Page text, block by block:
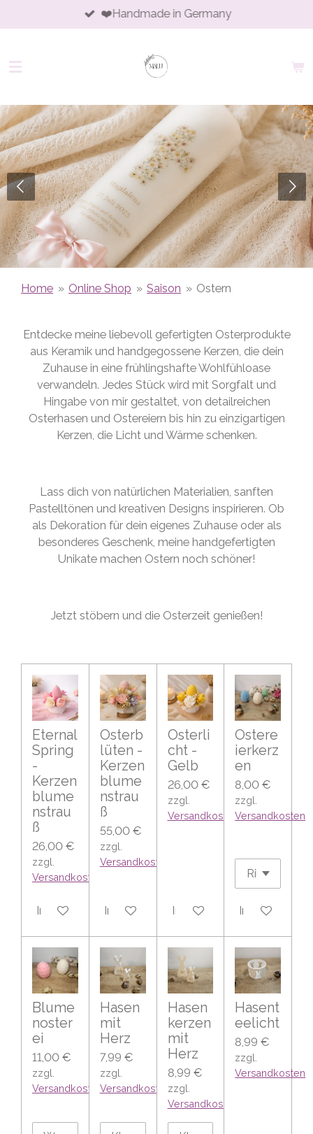
Hauptinhalt
❤️Handmade in Germany
Home » Online Shop » Saison » Ostern
Entdecke meine liebevoll gefertigten Osterprodukte
aus Keramik und handgegossene Kerzen, die dein
Zuhause in eine frühlingshafte Wohlfühloase
verwandeln. Jedes Stück wird mit Sorgfalt und
Hingabe von mir gestaltet, von detailreichen
Osterhasen und Ostereiern bis hin zu einzigartigen
Kerzen, die Licht und Wärme schenken.
Lass dich von natürlichen Materialien, sanften
Pastelltönen und kreativen Designs inspirieren. Ob
als Dekoration für dein eigenes Zuhause oder als
besonderes Geschenk, meine handgefertigten
Unikate machen Ostern noch schöner!
Jetzt stöbern und die Osterzeit genießen!
Eternal
Spring
-
Kerzen
blume
nstrau
ß
26,00 €
zzgl.
Versandkosten
In den Warenkorb
Osterb
lüten -
Kerzen
blume
nstrau
ß
55,00 €
zzgl.
Versandkosten
In den Warenkorb
Osterli
cht -
Gelb
26,00 €
zzgl.
Versandkosten
In den Warenkorb
Ostere
ierkerz
en
8,00 €
zzgl.
Versandkosten
In den
Blume
noster
ei
11,00 €
zzgl.
Versandkosten
Hasen
mit
Herz
7,99 €
zzgl.
Versandkosten
Hasen
kerzen
mit
Herz
8,99 €
zzgl.
Versandkosten
Hasent
eelicht
8,99 €
zzgl.
Versandkosten